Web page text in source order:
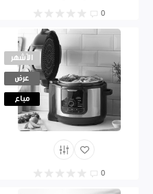
0
الأشهر
عرض
مباع
0